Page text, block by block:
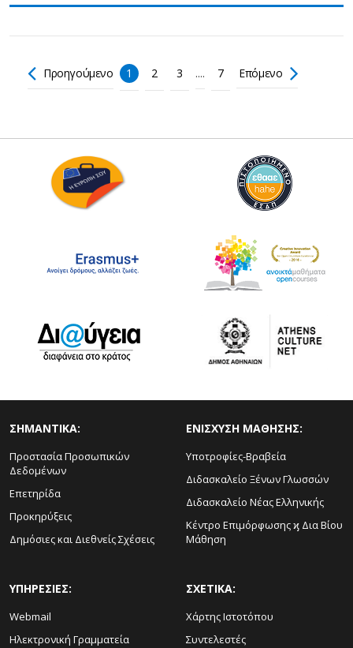
Προηγούμενο 1 2 3 .... 7 Επόμενο
ΣΗΜΑΝΤΙΚΑ:
Προστασία Προσωπικών
Δεδομένων
Επετηρίδα
Προκηρύξεις
Δημόσιες και Διεθνείς Σχέσεις
ΕΝΙΣΧΥΣΗ ΜΑΘΗΣΗΣ:
Υποτροφίες-Βραβεία
Διδασκαλείο Ξένων Γλωσσών
Διδασκαλείο Νέας Ελληνικής
Κέντρο Επιμόρφωσης ϗ Δια Βίου
Μάθηση
ΥΠΗΡΕΣΙΕΣ:
Webmail
Ηλεκτρονική Γραμματεία
ΣΧΕΤΙΚΑ:
Χάρτης Ιστοτόπου
Συντελεστές